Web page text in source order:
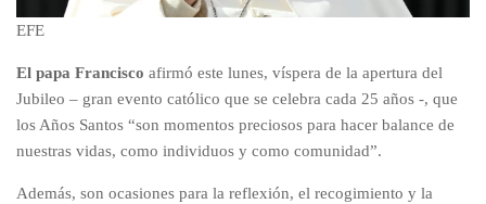
EFE
El papa Francisco afirmó este lunes, víspera de la apertura del
Jubileo – gran evento católico que se celebra cada 25 años -, que
los Años Santos “son momentos preciosos para hacer balance de
nuestras vidas, como individuos y como comunidad”.
Además, son ocasiones para la reflexión, el recogimiento y la